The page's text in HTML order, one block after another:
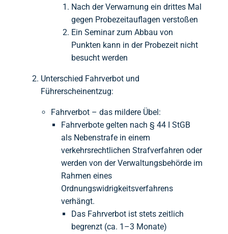
Nach der Verwarnung ein drittes Mal
gegen Probezeitauflagen verstoßen
Ein Seminar zum Abbau von
Punkten kann in der Probezeit nicht
besucht werden
Unterschied Fahrverbot und
Führerscheinentzug:
Fahrverbot – das mildere Übel:
Fahrverbote gelten nach § 44 I StGB
als Nebenstrafe in einem
verkehrsrechtlichen Strafverfahren oder
werden von der Verwaltungsbehörde im
Rahmen eines
Ordnungswidrigkeitsverfahrens
verhängt.
Das Fahrverbot ist stets zeitlich
begrenzt (ca. 1–3 Monate)